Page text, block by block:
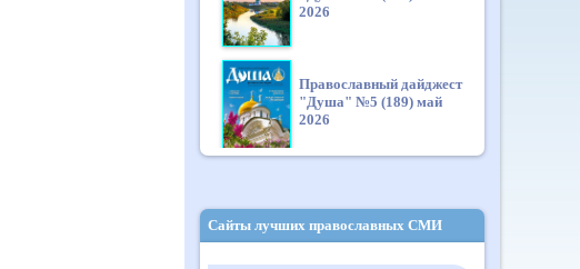
2026
Православный дайджест
"Душа" №5 (189) май
2026
"Душа" №4 (188) апрель
2026
Сайты лучших православных СМИ